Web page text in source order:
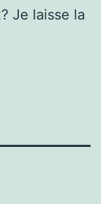
Je laisse la